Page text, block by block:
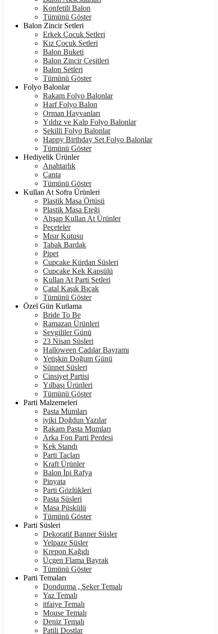
Konfetili Balon
Tümünü Göster
Balon Zincir Setleri
Erkek Çocuk Setleri
Kız Çocuk Setleri
Balon Buketi
Balon Zincir Çeşitleri
Balon Setleri
Tümünü Göster
Folyo Balonlar
Rakam Folyo Balonlar
Harf Folyo Balon
Orman Hayvanları
Yıldız ve Kalp Folyo Balonlar
Şekilli Folyo Balonlar
Happy Birthday Set Folyo Balonlar
Tümünü Göster
Hediyelik Ürünler
Anahtarlık
Çanta
Tümünü Göster
Kullan At Sofra Ürünleri
Plastik Masa Örtüsü
Plastik Masa Eteği
Ahşap Kullan At Ürünler
Peçeteler
Mısır Kutusu
Tabak Bardak
Pipet
Cupcake Kürdan Süsleri
Cupcake Kek Kapsülü
Kullan At Parti Setleri
Çatal Kaşık Bıçak
Tümünü Göster
Özel Gün Kutlama
Bride To Be
Ramazan Ürünleri
Sevgililer Günü
23 Nisan Süsleri
Halloween Cadılar Bayramı
Yetişkin Doğum Günü
Sünnet Süsleri
Cinsiyet Partisi
Yılbaşı Ürünleri
Tümünü Göster
Parti Malzemeleri
Pasta Mumları
iyiki Doğdun Yazılar
Rakam Pasta Mumları
Arka Fon Parti Perdesi
Kek Standı
Parti Taçları
Kraft Ürünler
Balon İpi Rafya
Pinyata
Parti Gözlükleri
Pasta Süsleri
Masa Püskülü
Tümünü Göster
Parti Süsleri
Dekoratif Banner Süsler
Yelpaze Süsler
Krepon Kağıdı
Üçgen Flama Bayrak
Tümünü Göster
Parti Temaları
Dondurma , Şeker Temalı
Yaz Temalı
itfaiye Temalı
Mouse Temalı
Deniz Temalı
Patili Dostlar